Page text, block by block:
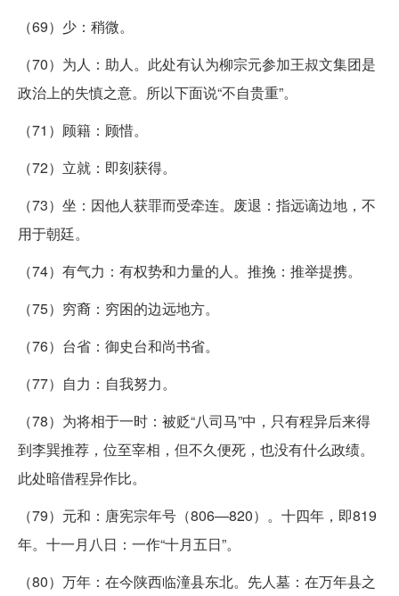
（69）少：稍微。
（70）为人：助人。此处有认为柳宗元参加王叔文集团是
政治上的失慎之意。所以下面说“不自贵重”。
（71）顾籍：顾惜。
（72）立就：即刻获得。
（73）坐：因他人获罪而受牵连。废退：指远谪边地，不
用于朝廷。
（74）有气力：有权势和力量的人。推挽：推举提携。
（75）穷裔：穷困的边远地方。
（76）台省：御史台和尚书省。
（77）自力：自我努力。
（78）为将相于一时：被贬“八司马”中，只有程异后来得
到李巽推荐，位至宰相，但不久便死，也没有什么政绩。
此处暗借程异作比。
（79）元和：唐宪宗年号（806—820）。十四年，即819
年。十一月八日：一作“十月五日”。
（80）万年：在今陕西临潼县东北。先人墓：在万年县之